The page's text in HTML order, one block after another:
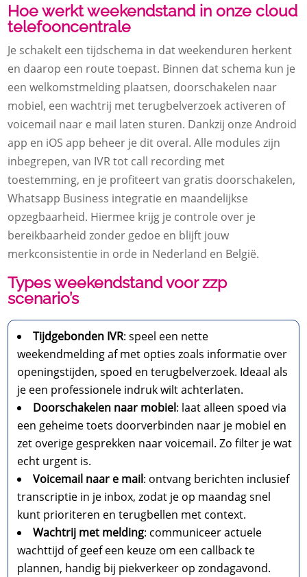
Hoe werkt weekendstand in onze cloud
telefooncentrale
Je schakelt een tijdschema in dat weekenduren herkent
en daarop een route toepast.​ Binnen dat schema kun je
een welkomstmelding plaatsen, doorschakelen naar
mobiel, een wachtrij met terugbelverzoek activeren of
voicemail naar e mail laten sturen.​ Dankzij onze Android
app en iOS app beheer je dit overal.​ Alle modules zijn
inbegrepen, van IVR tot call recording met
toestemming, en je profiteert van gratis doorschakelen,
Whatsapp Business integratie en maandelijkse
opzegbaarheid.​ Hiermee krijg je controle over je
bereikbaarheid zonder gedoe en blijft jouw
merkconsistentie in orde in Nederland en België.​
Types weekendstand voor zzp
scenario’s
Tijdgebonden IVR: speel een nette
weekendmelding af met opties zoals informatie over
openingstijden, spoed en terugbelverzoek.​ Ideaal als
je een professionele indruk wilt achterlaten.​
Doorschakelen naar mobiel: laat alleen spoed via
een geheime toets doorverbinden naar je mobiel en
zet overige gesprekken naar voicemail.​ Zo filter je wat
echt urgent is.​
Voicemail naar e mail: ontvang berichten inclusief
transcriptie in je inbox, zodat je op maandag snel
kunt prioriteren en terugbellen met context.​
Wachtrij met melding: communiceer actuele
wachttijd of geef een keuze om een callback te
plannen, handig bij piekverkeer op zondagavond.​